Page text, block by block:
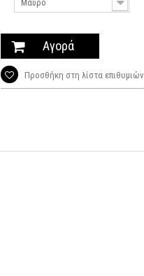
Μαύρο
Αγορά
Προσθήκη στη λίστα επιθυμιών